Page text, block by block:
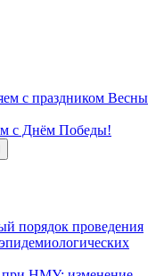
с праздником Весны
с Днём Победы!
порядок проведения